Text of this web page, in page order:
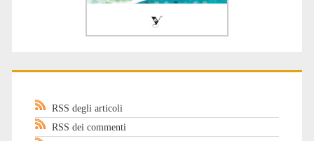
RSS degli articoli
RSS dei commenti